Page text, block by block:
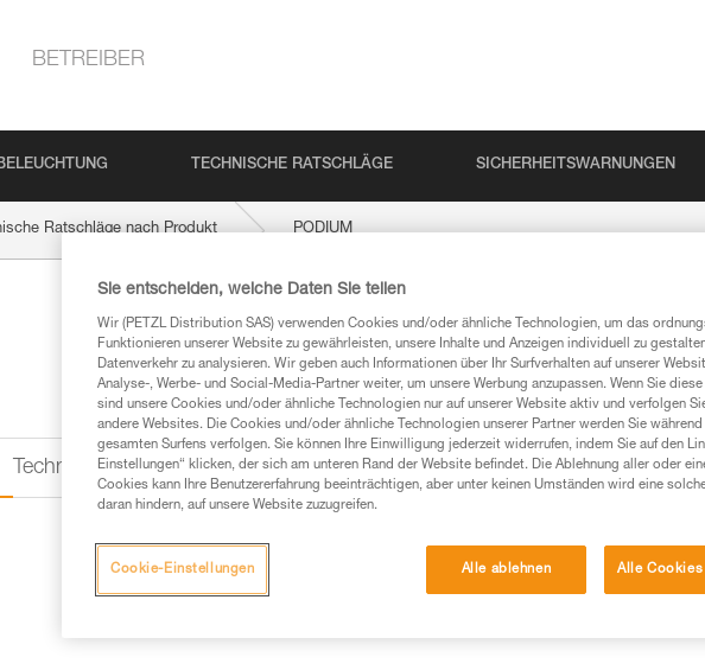
BETREIBER
TECHNISCHE RATSCHLÄGE SICHERHEITSWARNUNGEN
Ratschläge nach Produkt PODIUM
Technische Informationen
Sie entscheiden, welche Daten Sie teilen
Wir (PETZL Distribution SAS) verwenden Cookies und/oder ähnliche Technologien, um das
Funktionieren unserer Website zu gewährleisten, unsere Inhalte und Anzeigen individuell zu
Datenverkehr zu analysieren. Wir geben auch Informationen über Ihr Surfverhalten auf unserer
Analyse-, Werbe- und Social-Media-Partner weiter, um unsere Werbung anzupassen. Wenn Sie
sind unsere Cookies und/oder ähnliche Technologien nur auf unserer Website aktiv und verfolgen
andere Websites. Die Cookies und/oder ähnliche Technologien unserer Partner werden Sie während
gesamten Surfens verfolgen. Sie können Ihre Einwilligung jederzeit widerrufen, indem Sie auf den
Einstellungen“ klicken, der sich am unteren Rand der Website befindet. Die Ablehnung aller oder
Cookies kann Ihre Benutzererfahrung beeinträchtigen, aber unter keinen Umständen wird eine
daran hindern, auf unsere Website zuzugreifen.
Alle ablehnen Alle
Cookie-Einstellungen